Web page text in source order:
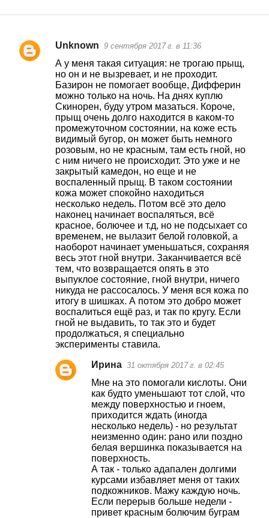
К
Unknown 9 сентября 2017 г. в 11:36
А у меня такая ситуация: не трогаю прыщ,
но он и не вызревает, и не проходит.
Базирон не помогает вообще, Дифферин
можно только на ночь. На днях куплю
Скинорен, буду утром мазаться. Короче,
прыщ очень долго находится в каком-то
промежуточном состоянии, на коже есть
видимый бугор, он может быть немного
розовым, но не красным, там есть гной, но
с ним ничего не происходит. Это уже и не
закрытый камедон, но еще и не
воспаленный прыщ. В таком состоянии
кожа может спокойно находиться
несколько недель. Потом всё это дело
наконец начинает воспаляться, всё
красное, болючее и т.д, но не подсыхает со
временем, не вылазит белой головкой, а
наоборот начинает уменьшаться, сохраняя
весь этот гной внутри. Заканчивается всё
тем, что возвращается опять в это
выпуклое состояние, гной внутри, ничего
никуда не рассосалось. У меня вся кожа по
итогу в шишках. А потом это добро может
воспалиться ещё раз, и так по кругу. Если
гной не выдавить, то так это и будет
продолжаться, я специально
эксперименты ставила.
Ирина 31 октября 2017 г. в 02:45
Мне на это помогали кислоты. Они
как будто уменьшают тот слой, что
между поверхностью и гноем,
приходится ждать (иногда
несколько недель) - но результат
неизменно один: рано или поздно
белая вершинка показывается на
поверхность.
А так - только адапален долгими
курсами избавляет меня от таких
подкожников. Мажу каждую ночь.
Если перерыв больше недели -
привет красным болючим буграм